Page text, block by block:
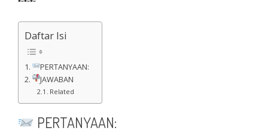
Daftar Isi
PERTANYAAN:
JAWABAN
Related
PERTANYAAN: